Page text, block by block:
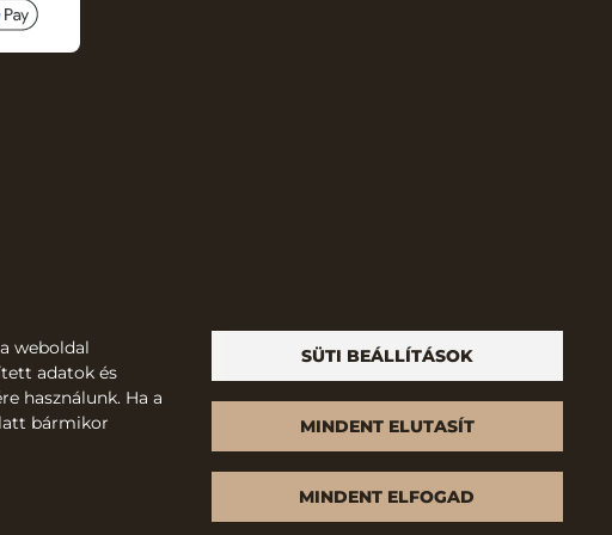
weboldal
adatok és
használunk. Ha a
bármikor
SÜTI BEÁLLÍTÁSOK
MINDENT ELUTASÍT
MINDENT ELFOGAD